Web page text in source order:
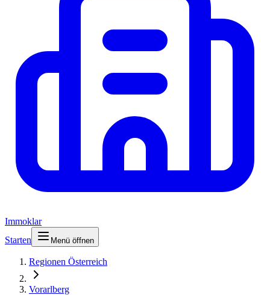
Immoklar
Starten
Menü öffnen
Regionen Österreich
Vorarlberg